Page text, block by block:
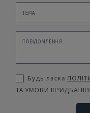
Будь ласка
ТА УМОВИ ПРИДБАННЯ